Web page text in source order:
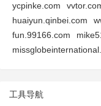
ycpinke.com
huaiyun.qinbei.com
fun.99166.com
工具导航